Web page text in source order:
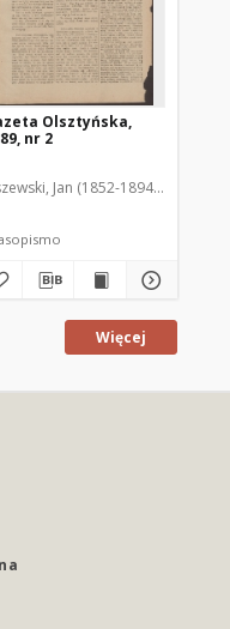
Olsztyńska,
nr 2
Jan (1852-1894). Red.
Więcej